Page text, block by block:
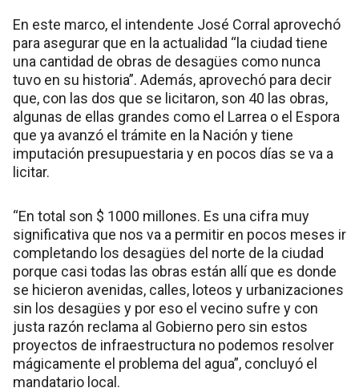
En este marco, el intendente José Corral aprovechó
para asegurar que en la actualidad “la ciudad tiene
una cantidad de obras de desagües como nunca
tuvo en su historia”. Además, aprovechó para decir
que, con las dos que se licitaron, son 40 las obras,
algunas de ellas grandes como el Larrea o el Espora
que ya avanzó el trámite en la Nación y tiene
imputación presupuestaria y en pocos días se va a
licitar.
“En total son $ 1000 millones. Es una cifra muy
significativa que nos va a permitir en pocos meses ir
completando los desagües del norte de la ciudad
porque casi todas las obras están allí que es donde
se hicieron avenidas, calles, loteos y urbanizaciones
sin los desagües y por eso el vecino sufre y con
justa razón reclama al Gobierno pero sin estos
proyectos de infraestructura no podemos resolver
mágicamente el problema del agua”, concluyó el
mandatario local.